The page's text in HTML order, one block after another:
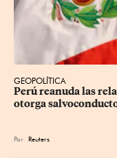
GEOPOLÍTICA
Perú reanuda las
otorga
Por Reuters